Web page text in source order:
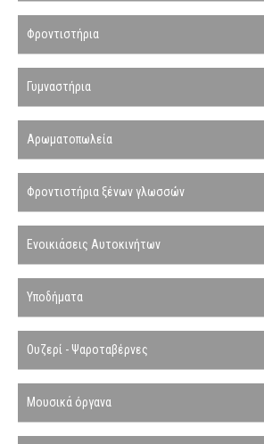
Φροντιστήρια
Γυμναστήρια
Αρωματοπωλεία
Φροντιστήρια ξένων γλωσσών
Ενοικιάσεις Αυτοκινήτων
Υποδήματα
Ουζερί - Ψαροταβέρνες
Μουσικά όργανα